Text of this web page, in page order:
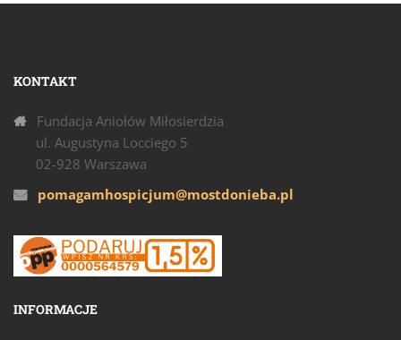
KONTAKT
Fundacja Aniołów Miłosierdzia
ul. Augustyna Locciego 5
02-928 Warszawa
pomagamhospicjum@mostdonieba.pl
INFORMACJE